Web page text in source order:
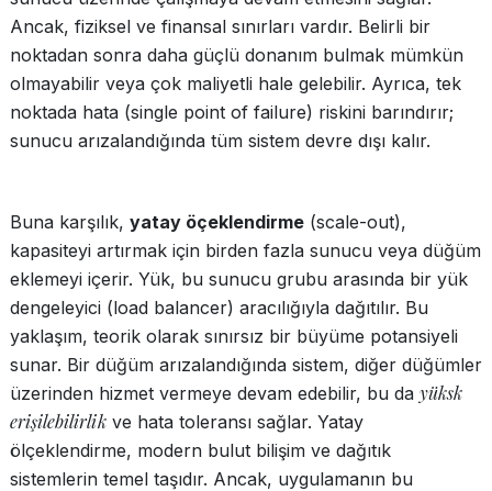
Ancak, fiziksel ve finansal sınırları vardır. Belirli bir
noktadan sonra daha güçlü donanım bulmak mümkün
olmayabilir veya çok maliyetli hale gelebilir. Ayrıca, tek
noktada hata (single point of failure) riskini barındırır;
sunucu arızalandığında tüm sistem devre dışı kalır.
Buna karşılık, yatay öçeklendirme (scale-out),
kapasiteyi artırmak için birden fazla sunucu veya düğüm
eklemeyi içerir. Yük, bu sunucu grubu arasında bir yük
dengeleyici (load balancer) aracılığıyla dağıtılır. Bu
yaklaşım, teorik olarak sınırsız bir büyüme potansiyeli
sunar. Bir düğüm arızalandığında sistem, diğer düğümler
üzerinden hizmet vermeye devam edebilir, bu da yüksk
erişilebilirlik ve hata toleransı sağlar. Yatay
ölçeklendirme, modern bulut bilişim ve dağıtık
sistemlerin temel taşıdır. Ancak, uygulamanın bu